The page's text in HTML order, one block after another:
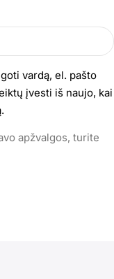
vardą, el. pašto
įvesti iš naujo, kai
apžvalgos, turite